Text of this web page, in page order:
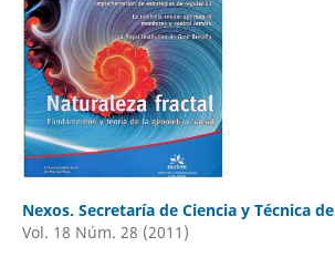
Nexos. Secretaría de Ciencia y Técnica
Vol. 18 Núm. 28 (2011)